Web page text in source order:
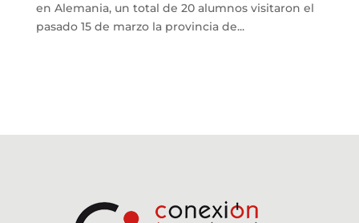
en Alemania, un total de 20 alumnos visitaron el
pasado 15 de marzo la provincia de...